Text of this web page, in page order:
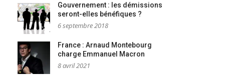
Gouvernement : les démissions
seront-elles bénéfiques ?
6 septembre 2018
France : Arnaud Montebourg
charge Emmanuel Macron
8 avril 2021